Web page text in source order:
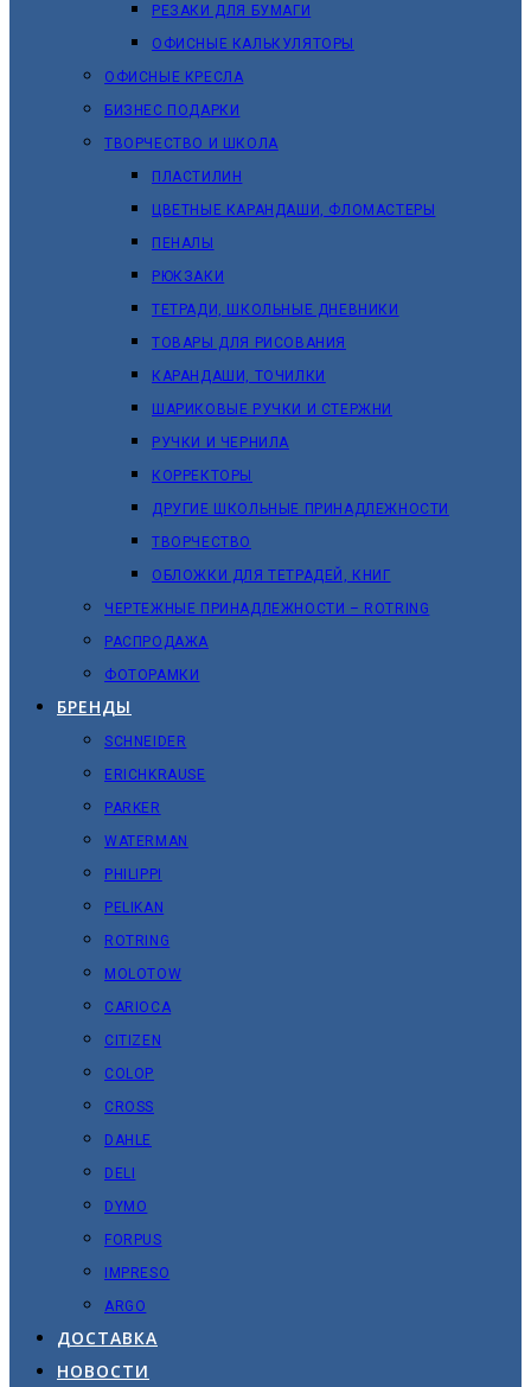
РЕЗАКИ ДЛЯ БУМАГИ
ОФИСНЫЕ КАЛЬКУЛЯТОРЫ
ОФИСНЫЕ КРЕСЛА
БИЗНЕС ПОДАРКИ
ТВОРЧЕСТВО И ШКОЛА
ПЛАСТИЛИН
ЦВЕТНЫЕ КАРАНДАШИ, ФЛОМАСТЕРЫ
ПЕНАЛЫ
РЮКЗАКИ
ТЕТРАДИ, ШКОЛЬНЫЕ ДНЕВНИКИ
ТОВАРЫ ДЛЯ РИСОВАНИЯ
КАРАНДАШИ, ТОЧИЛКИ
ШАРИКОВЫЕ РУЧКИ И СТЕРЖНИ
РУЧКИ И ЧЕРНИЛА
КОРРЕКТОРЫ
ДРУГИЕ ШКОЛЬНЫЕ ПРИНАДЛЕЖНОСТИ
ТВОРЧЕСТВО
ОБЛОЖКИ ДЛЯ ТЕТРАДЕЙ, КНИГ
ЧЕРТЕЖНЫЕ ПРИНАДЛЕЖНОСТИ – ROTRING
РАСПРОДАЖА
ФОТОРАМКИ
БРЕНДЫ
SCHNEIDER
ERICHKRAUSE
PARKER
WATERMAN
PHILIPPI
PELIKAN
ROTRING
MOLOTOW
CARIOCA
CITIZEN
COLOP
CROSS
DAHLE
DELI
DYMO
FORPUS
IMPRESO
ARGO
ДОСТАВКА
НОВОСТИ